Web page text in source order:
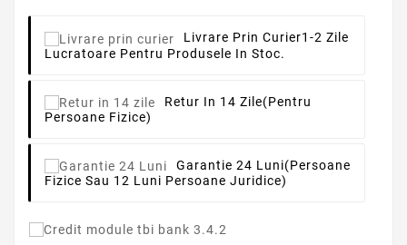
Livrare Prin Curier1-2 Zile
Lucratoare Pentru Produsele In Stoc.
Retur In 14 Zile(pentru
Persoane Fizice)
Garantie 24 Luni(persoane
Fizice Sau 12 Luni Persoane Juridice)